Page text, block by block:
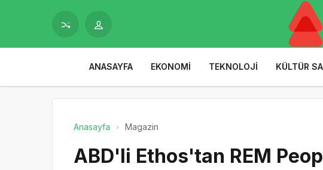
ANASAYFA EKONOMI TEKNOLOJI KÜLTÜR
Anasayfa Magazin
ABD'li Ethos'tan REM